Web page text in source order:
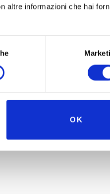
altre informazioni che hai
OK